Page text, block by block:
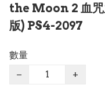
the Moon 2 血咒
版) PS4-2097
數量
−
+